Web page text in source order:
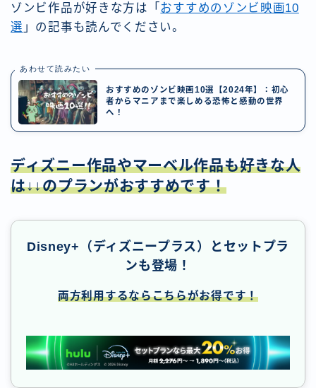
ゾンビ作品が好きな方は「 おすすめのゾンビ映画10
選 」の記事も読んでください。
あわせて読みたい
おすすめのゾンビ映画10選【2024年】：初心
者からマニアまで楽しめる恐怖と感動の世界
へ！
ディズニー作品やマーベル作品も好きな人
は↓↓のプランがおすすめです！
Disney+（ディズニープラス）とセットプラ
ンも登場！
両方利用するならこちらがお得です！